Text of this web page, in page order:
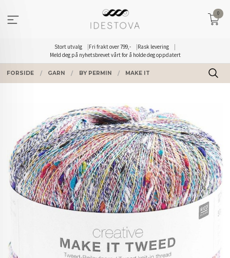
innholdet
Stort utvalg Fri frakt over 799,-
Rask levering
Meld deg på nyhetsbrevet vårt for å holde deg oppdatert
0
FORSIDE GARN BY PERMIN MAKE IT